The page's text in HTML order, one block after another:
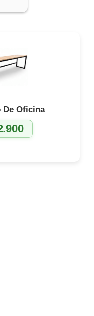
De Oficina